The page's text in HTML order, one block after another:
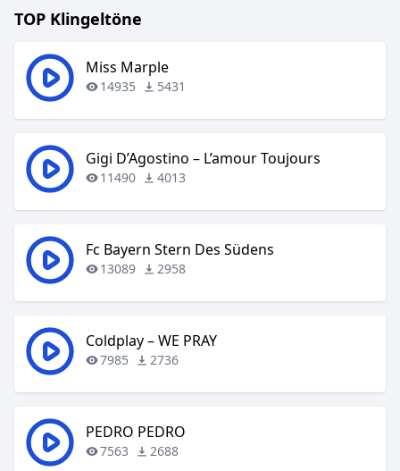
TOP Klingeltöne
Miss Marple
14935 5431
Gigi D’Agostino – L’amour Toujours
11490 4013
Fc Bayern Stern Des Südens
13089 2958
Coldplay – WE PRAY
7985 2736
PEDRO PEDRO
7563 2688